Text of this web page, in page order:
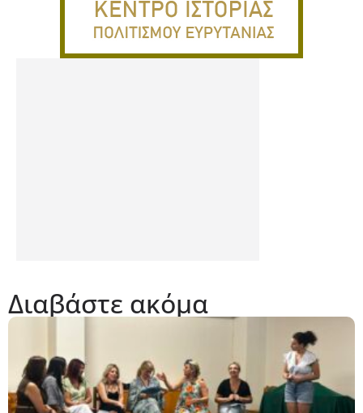
Διαβάστε ακόμα